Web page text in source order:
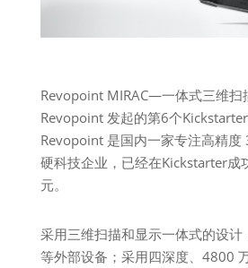
Revopoint MIRAC—一体式三维扫
Revopoint 发起的第6个
Revopoint 是国内一家专注高精度
硬科技企业，已经在Kickstarter成
元。
采用三维扫描和显示一体式的设计
等外部设备；采用四深度、4800